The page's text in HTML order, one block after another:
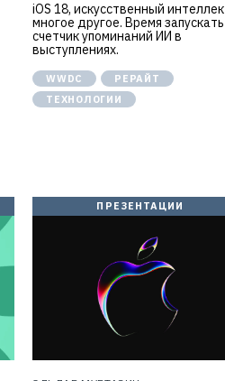
iOS 18, искусственный
многое другое. Время запускать
счетчик упоминаний ИИ в
выступлениях.
WWDC
РЕРАЙТ
ТЕХНОЛОГИИ
ПРЕЗЕНТАЦИИ